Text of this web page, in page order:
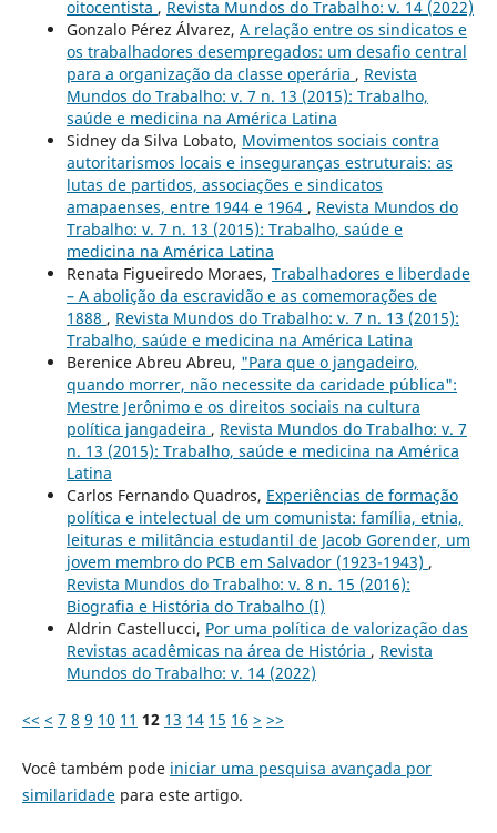
oitocentista , Revista Mundos do Trabalho: v. 14 (2022)
Gonzalo Pérez Álvarez, A relação entre os sindicatos e
os trabalhadores desempregados: um desafio central
para a organização da classe operária , Revista
Mundos do Trabalho: v. 7 n. 13 (2015): Trabalho,
saúde e medicina na América Latina
Sidney da Silva Lobato, Movimentos sociais contra
autoritarismos locais e inseguranças estruturais: as
lutas de partidos, associações e sindicatos
amapaenses, entre 1944 e 1964 , Revista Mundos do
Trabalho: v. 7 n. 13 (2015): Trabalho, saúde e
medicina na América Latina
Renata Figueiredo Moraes, Trabalhadores e liberdade
– A abolição da escravidão e as comemorações de
1888 , Revista Mundos do Trabalho: v. 7 n. 13 (2015):
Trabalho, saúde e medicina na América Latina
Berenice Abreu Abreu, "Para que o jangadeiro,
quando morrer, não necessite da caridade pública":
Mestre Jerônimo e os direitos sociais na cultura
política jangadeira , Revista Mundos do Trabalho: v. 7
n. 13 (2015): Trabalho, saúde e medicina na América
Latina
Carlos Fernando Quadros, Experiências de formação
política e intelectual de um comunista: família, etnia,
leituras e militância estudantil de Jacob Gorender, um
jovem membro do PCB em Salvador (1923-1943) ,
Revista Mundos do Trabalho: v. 8 n. 15 (2016):
Biografia e História do Trabalho (I)
Aldrin Castellucci, Por uma política de valorização das
Revistas acadêmicas na área de História , Revista
Mundos do Trabalho: v. 14 (2022)
<< < 7 8 9 10 11 12 13 14 15 16 > >>
Você também pode iniciar uma pesquisa avançada por
similaridadepara este artigo.